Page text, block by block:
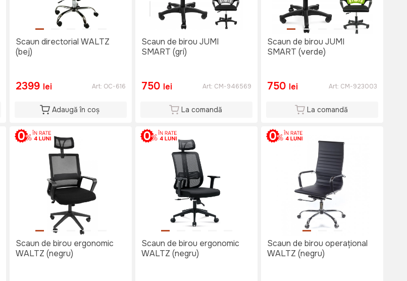
Scaun directorial WALTZ
(bej)
2399 lei Art: OC-616
Adaugă în coș
Scaun de birou JUMI
SMART (gri)
750 lei Art: CM-946569
La comandă
Scaun de birou JUMI
SMART (verde)
750 lei Art: CM-923003
La comandă
Scaun de birou ergonomic
WALTZ (negru)
Scaun de birou ergonomic
WALTZ (negru)
Scaun de birou operațional
WALTZ (negru)